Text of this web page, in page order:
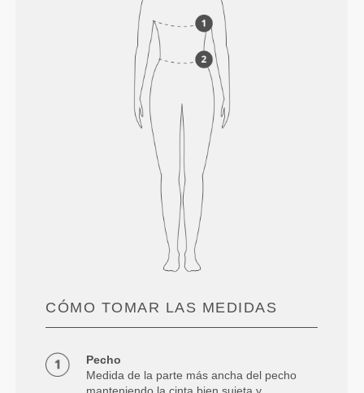
CÓMO TOMAR LAS MEDIDAS
Pecho
Medida de la parte más ancha del pecho